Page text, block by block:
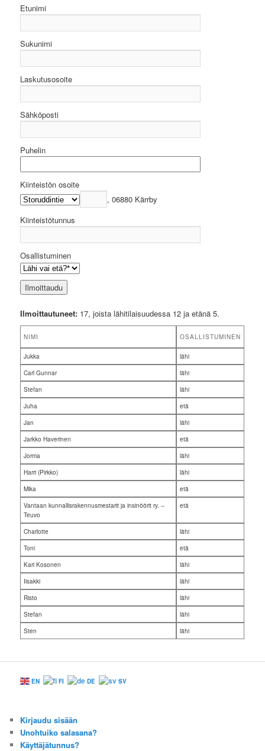
Etunimi
Sukunimi
Laskutusosoite
Sähköposti
Puhelin
Kiinteistön osoite
, 06880 Kärrby
Kiinteistötunnus
Osallistuminen
Ilmoittautuneet: 17, joista lähitilaisuudessa 12 ja etänä 5.
NIMI OSALLISTUMINEN
Jukka
lähi
Carl Gunnar
lähi
Stefan
lähi
Juha
etä
Jan
lähi
Jarkko Haverinen
etä
Jorma
lähi
Harri (Pirkko)
lähi
Mika
etä
Vantaan kunnallisrakennusmestarit ja insinöörit ry. --
Teuvo
etä
Charlotte
lähi
Toni
etä
Kari Kosonen
lähi
Iisakki
lähi
Risto
lähi
Stefan
lähi
Sten
lähi
EN FI DE SV
Kirjaudu sisään
Unohtuiko salasana?
Käyttäjätunnus?